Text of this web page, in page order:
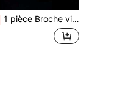
1 pièce Broche vintage en alliage de ton or/argent en forme de plume et de feuille pour homme. Épingle de revers, épingle de col, épingle de lettre, épingle de fleur de poitrine pour vêtements, sac, sac à dos scolaire Kpop, fournitures pour enseignants, accessoires de bureau mignons, chemises, vestes, bijoux, accessoires d'automne-hiver, convient aux adolescents, jeunes, hommes, décontracté, extérieur, athlétique, vacances, cadeaux de remise des diplômes, anniversaire, vêtements quotidiens, cadeaux amusants pour enseignants, accessoires de costume, cadeaux de Noël pour hommes, épingles de sac